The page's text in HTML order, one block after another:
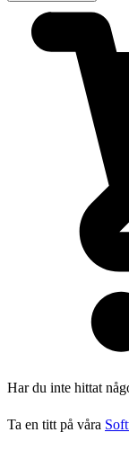
Har du inte hittat
Ta en titt på våra